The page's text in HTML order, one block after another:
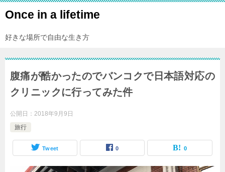
Once in a lifetime
好きな場所で自由な生き方
腹痛が酷かったのでバンコクで日本語対応の
クリニックに行ってみた件
公開日： 2018年9月9日
旅行
Tweet 0 0